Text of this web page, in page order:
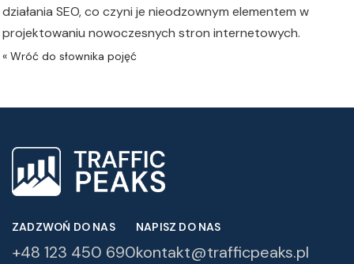
działania SEO, co czyni je nieodzownym elementem w
projektowaniu nowoczesnych stron internetowych.
ZADZWOŃ DO NAS
+48 123 450 690
NAPISZ DO NAS
kontakt@trafficpeaks.pl